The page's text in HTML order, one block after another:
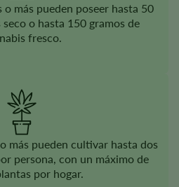
o más pueden poseer hasta 50
o hasta 150 gramos de
fresco.
más pueden cultivar hasta dos
persona, con un máximo de
por hogar.